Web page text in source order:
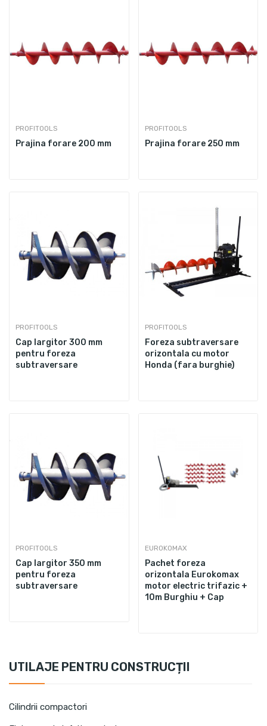
UTILAJE PENTRU CONSTRUCȚII
Cilindrii compactori
PROFITOOLS
Prajina forare 200 mm
PROFITOOLS
Prajina forare 250 mm
PROFITOOLS
Cap largitor 300 mm
pentru foreza
subtraversare
PROFITOOLS
Foreza subtraversare
orizontala cu motor
Honda (fara burghie)
PROFITOOLS
Cap largitor 350 mm
pentru foreza
subtraversare
EUROKOMAX
Pachet foreza
orizontala Eurokomax
motor electric trifazic +
10m Burghiu + Cap